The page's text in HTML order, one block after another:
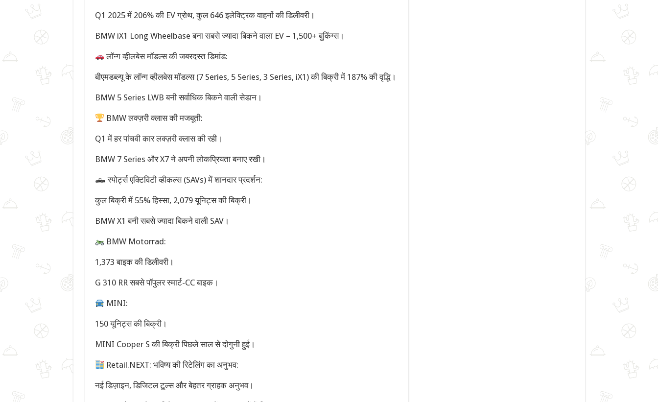
Q1 2025 में 206% की EV ग्रोथ, कुल 646 इलेक्ट्रिक वाहनों की डिलीवरी।
BMW iX1 Long Wheelbase बना सबसे ज्यादा बिकने वाला EV – 1,500+ बुकिंग्स।
लॉन्ग व्हीलबेस मॉडल्स की जबरदस्त डिमांड:
बीएमडब्ल्यू के लॉन्ग व्हीलबेस मॉडल्स (7 Series, 5 Series, 3 Series, iX1) की बिक्री में 187% की वृद्धि।
BMW 5 Series LWB बनी सर्वाधिक बिकने वाली सेडान।
BMW लक्ज़री क्लास की मजबूती:
Q1 में हर पांचवी कार लक्ज़री क्लास की रही।
BMW 7 Series और X7 ने अपनी लोकप्रियता बनाए रखी।
🛻 स्पोर्ट्स एक्टिविटी व्हीकल्स (SAVs) में शानदार प्रदर्शन:
कुल बिक्री में 55% हिस्सा, 2,079 यूनिट्स की बिक्री।
BMW X1 बनी सबसे ज्यादा बिकने वाली SAV।
BMW Motorrad:
1,373 बाइक की डिलीवरी।
G 310 RR सबसे पॉपुलर स्मार्ट-CC बाइक।
MINI:
150 यूनिट्स की बिक्री।
MINI Cooper S की बिक्री पिछले साल से दोगुनी हुई।
Retail.NEXT: भविष्य की रिटेलिंग का अनुभव:
नई डिज़ाइन, डिजिटल टूल्स और बेहतर ग्राहक अनुभव।